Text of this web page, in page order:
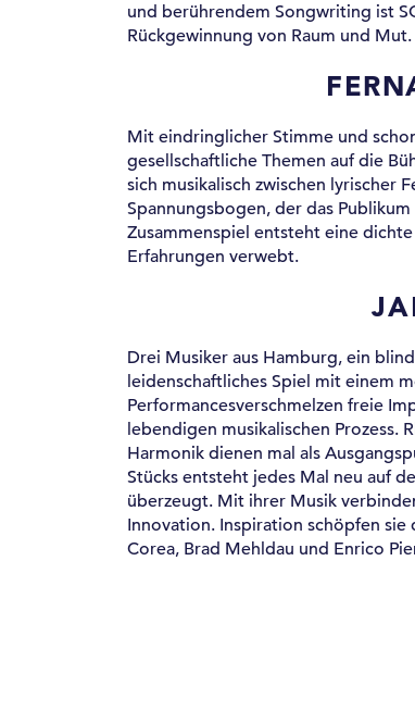
und berührendem Songwriting ist
Rückgewinnung von Raum und Mut.
Mit eindringlicher Stimme und
gesellschaftliche Themen auf die
sich musikalisch zwischen lyrischer
Spannungsbogen, der das
Zusammenspiel entsteht eine
Erfahrungen verwebt.
Drei Musiker aus Hamburg, ein
leidenschaftliches Spiel mit einem
Performancesverschmelzen freie
lebendigen musikalischen Prozess.
Harmonik dienen mal als
Stücks entsteht jedes Mal neu auf
überzeugt. Mit ihrer Musik
Innovation. Inspiration schöpfen
Corea, Brad Mehldau und Enrico